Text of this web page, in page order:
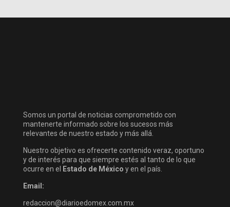
Somos un portal de noticias comprometido con
mantenerte informado sobre los sucesos más
relevantes de nuestro estado y más allá.
Nuestro objetivo es ofrecerte contenido veraz, oportuno
y de interés para que siempre estés al tanto de lo que
ocurre en el
Estado de México y en el país.
Email:
redaccion@diarioedomex.com.mx